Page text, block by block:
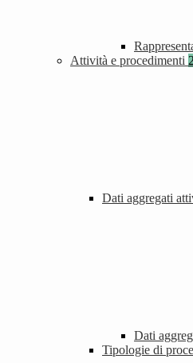
Attività e procedimenti 2
Dati aggregati
Dati
Tipologie di